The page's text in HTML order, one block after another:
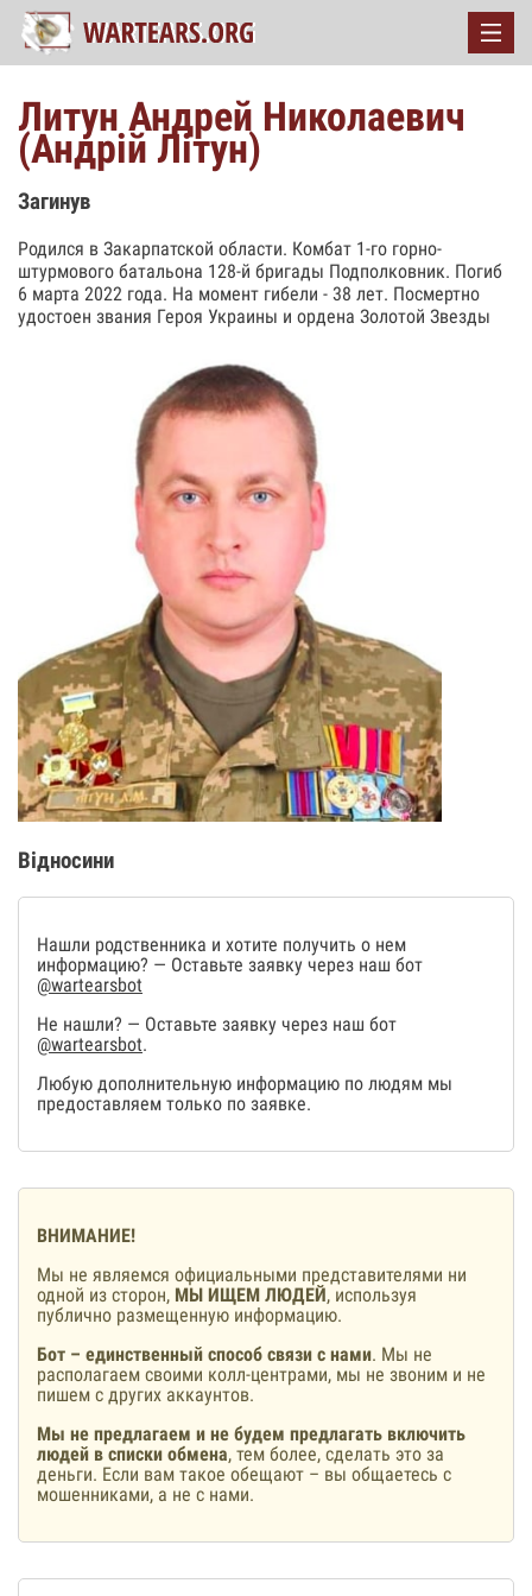
Литун Андрей Николаевич
(Андрій Літун)
Загинув
Родился в Закарпатской области. Комбат 1-го горно-
штурмового батальона 128-й бригады Подполковник. Погиб
6 марта 2022 года. На момент гибели - 38 лет. Посмертно
удостоен звания Героя Украины и ордена Золотой Звезды
Відносини
Нашли родственника и хотите получить о нем
информацию? — Оставьте заявку через наш бот
@wartearsbot
Не нашли? — Оставьте заявку через наш бот
@wartearsbot.
Любую дополнительную информацию по людям мы
предоставляем только по заявке.
ВНИМАНИЕ!
Мы не являемся официальными представителями ни
одной из сторон, МЫ ИЩЕМ ЛЮДЕЙ, используя
публично размещенную информацию.
Бот – единственный способ связи с нами. Мы не
располагаем своими колл-центрами, мы не звоним и не
пишем с других аккаунтов.
Мы не предлагаем и не будем предлагать включить
людей в списки обмена, тем более, сделать это за
деньги. Если вам такое обещают – вы общаетесь с
мошенниками, а не с нами.